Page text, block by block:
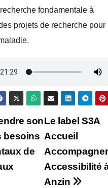
fondamentale à
projets de recherche pour
Le label S3A
Accueil
Accessibilité
Anzin
son
besoins
de